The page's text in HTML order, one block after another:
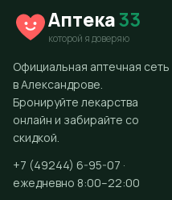
Аптека33
которой я доверяю
Официальная аптечная сеть
в Александрове.
Бронируйте лекарства
онлайн и забирайте со
скидкой.
+7 (49244) 6-95-07 ·
ежедневно 8:00–22:00